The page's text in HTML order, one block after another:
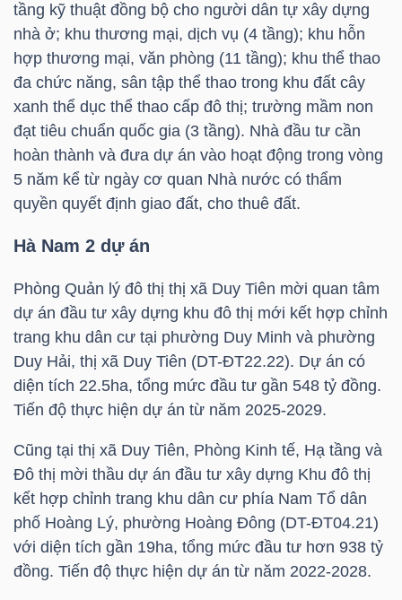
tầng kỹ thuật đồng bộ cho người dân tự xây dựng
nhà ở; khu thương mại, dịch vụ (4 tầng); khu hỗn
hợp thương mại, văn phòng (11 tầng); khu thể thao
đa chức năng, sân tập thể thao trong khu đất cây
xanh thể dục thể thao cấp đô thị; trường mầm non
đạt tiêu chuẩn quốc gia (3 tầng). Nhà đầu tư cần
hoàn thành và đưa dự án vào hoạt động trong vòng
5 năm kể từ ngày cơ quan Nhà nước có thẩm
quyền quyết định giao đất, cho thuê đất.
Hà Nam 2 dự án
Phòng Quản lý đô thị thị xã Duy Tiên mời quan tâm
dự án đầu tư xây dựng khu đô thị mới kết hợp chỉnh
trang khu dân cư tại phường Duy Minh và phường
Duy Hải, thị xã Duy Tiên (DT-ĐT22.22). Dự án có
diện tích 22.5ha, tổng mức đầu tư gần 548 tỷ đồng.
Tiến độ thực hiện dự án từ năm 2025-2029.
Cũng tại thị xã Duy Tiên, Phòng Kinh tế, Hạ tầng và
Đô thị mời thầu dự án đầu tư xây dựng Khu đô thị
kết hợp chỉnh trang khu dân cư phía Nam Tổ dân
phố Hoàng Lý, phường Hoàng Đông (DT-ĐT04.21)
với diện tích gần 19ha, tổng mức đầu tư hơn 938 tỷ
đồng. Tiến độ thực hiện dự án từ năm 2022-2028.
HÀNG
HÓA
KINH
TẾ
ĐÔNG
DƯƠNG
TÀI
CHÍNH
CÁ
NHÂN